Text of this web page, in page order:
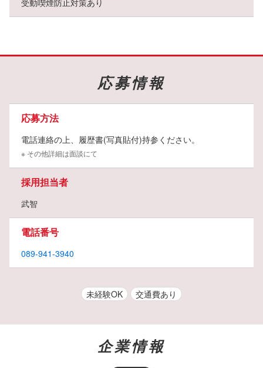
応募情報
応募方法
電話連絡の上、履歴書(写真貼付)持参ください。
※ その他詳細は面談にて
採用担当者
武智
電話番号
089-941-3940
未経験OK 交通費あり
企業情報